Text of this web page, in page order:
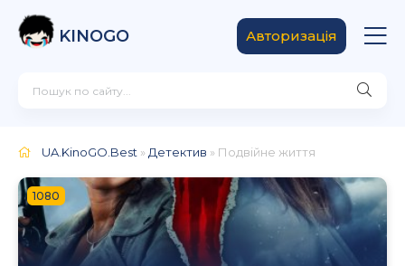
KINOGO Авторизація
UA.KinoGO.Best » Детектив » Подвійне життя
1080